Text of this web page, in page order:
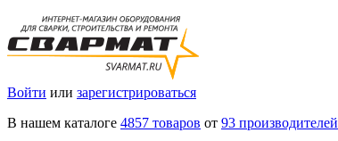
Войти или зарегистрироваться
В нашем каталоге 4857 товаров от 93 производителей